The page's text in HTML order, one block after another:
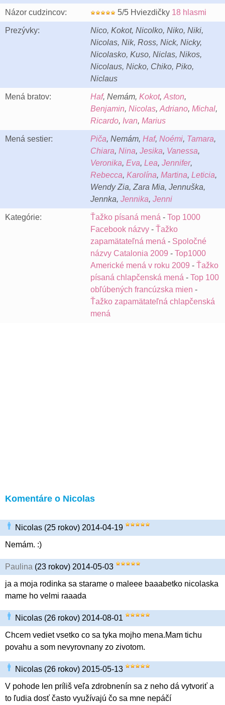
Názor cudzincov: 5/5 Hviezdičky 18 hlasmi
Prezývky:
Nico, Kokot, Nicolko, Niko, Niki,
Nicolas, Nik, Ross, Nick, Nicky,
Nicolasko, Kuso, Niclas, Nikos,
Nicolaus, Nicko, Chiko, Piko,
Niclaus
Mená bratov: Haf, Nemám, Kokot, Aston,
Benjamin, Nicolas, Adriano, Michal,
Ricardo, Ivan, Marius
Mená sestier: Piča, Nemám, Haf, Noémi, Tamara,
Chiara, Nina, Jesika, Vanessa,
Veronika, Eva, Lea, Jennifer,
Rebecca, Karolína, Martina, Leticia,
Wendy Zia, Zara Mia, Jennuška,
Jennka, Jennika, Jenni
Kategórie: Ťažko písaná mená - Top 1000
Facebook názvy - Ťažko
zapamätateľná mená - Spoločné
názvy Catalonia 2009 - Top1000
Americké mená v roku 2009 - Ťažko
písaná chlapčenská mená - Top 100
obľúbených francúzska mien -
Ťažko zapamätateľná chlapčenská
mená
Komentáre o Nicolas
Nicolas (25 rokov) 2014-04-19
Nemám. :)
Paulina (23 rokov) 2014-05-03
ja a moja rodinka sa starame o maleee baaabetko nicolaska
mame ho velmi raaada
Nicolas (26 rokov) 2014-08-01
Chcem vediet vsetko co sa tyka mojho mena.Mam tichu
povahu a som nevyrovnany zo zivotom.
Nicolas (26 rokov) 2015-05-13
V pohode len príliš veľa zdrobnenín sa z neho dá vytvoriť a
to ľudia dosť často využívajú čo sa mne nepáčí